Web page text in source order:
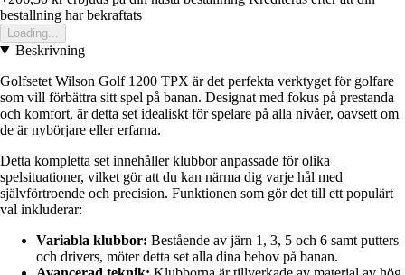
bestallning har bekraftats
Loading...
Beskrivning
Golfsetet Wilson Golf 1200 TPX är det perfekta verktyget för golfare
som vill förbättra sitt spel på banan. Designat med fokus på prestanda
och komfort, är detta set idealiskt för spelare på alla nivåer, oavsett om
de är nybörjare eller erfarna.
Detta kompletta set innehåller klubbor anpassade för olika
spelsituationer, vilket gör att du kan närma dig varje hål med
självförtroende och precision. Funktionen som gör det till ett populärt
val inkluderar:
Variabla klubbor: Bestående av järn 1, 3, 5 och 6 samt putters
och drivers, möter detta set alla dina behov på banan.